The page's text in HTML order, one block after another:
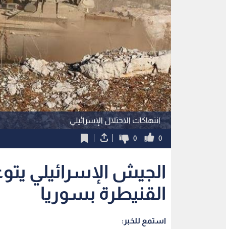
انتهاكات الاحتلال الإسرائيلي
0
0
الجيش الإسرائيلي
القنيطرة بسوريا
استمع للخبر: